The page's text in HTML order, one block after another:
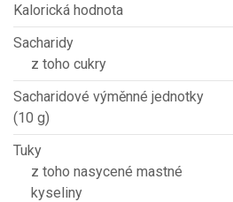
Kalorická hodnota
Sacharidy
z toho cukry
Sacharidové výměnné jednotky
(10 g)
Tuky
z toho nasycené mastné
kyseliny